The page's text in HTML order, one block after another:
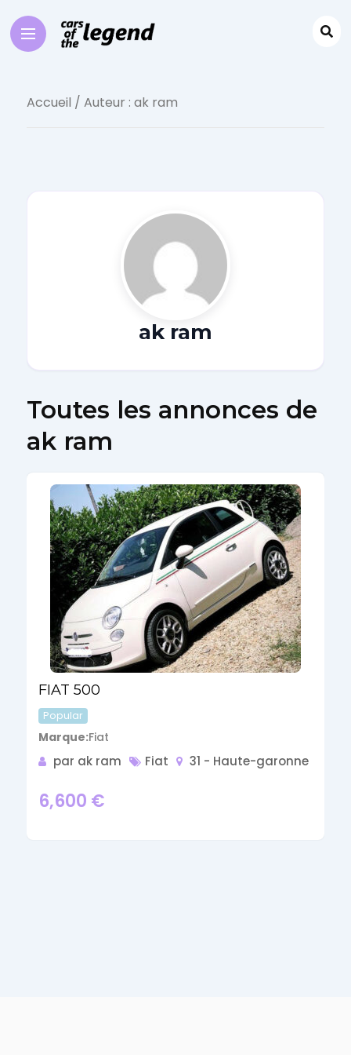
Accueil / Auteur : ak ram
ak ram
Toutes les annonces de
ak ram
FIAT 500
Popular
Marque Fiat
par ak ram Fiat 31 - Haute-garonne
6,600 €